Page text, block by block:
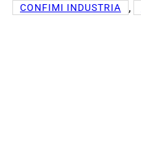
CONFIMI INDUSTRIA ,